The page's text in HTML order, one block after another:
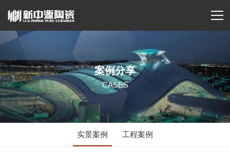
案例分享
CASES
实景案例 工程案例